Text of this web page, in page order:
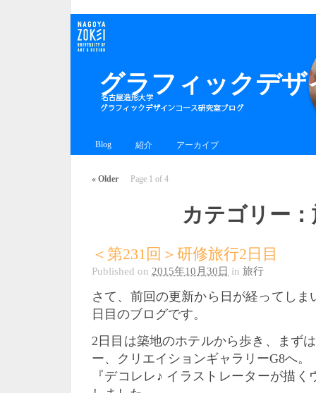
グラフィックデ
Blog 紹介 アーカイブ
Page 1 of 4
« Older
カテゴリー：
＜第231回＞研修旅行2日目
Published on 2015年10月30日 in 旅行
さて、前回の更新から日が経ってしま
日目のブログです。
2日目は築地のホテルから歩き、まず
ー、クリエイションギャラリーG8へ。
『デコレレ♪ イラストレーターが描く